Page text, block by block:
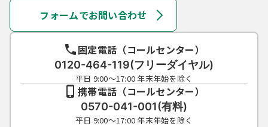
が分かったときは、速やかに問い合わせ先に
連絡し、その指示に従ってください。
（５）利用者ＩＤ及びパスワードについて
は、特に有効期限は設けないものとします
が、利用者ＩＤ及びパスワードの利用が３年
間行われない場合は、構成団体の職権におい
て抹消することができるものとします。
（６）構成団体は、利用者ＩＤ及びパスワー
ド、整理番号及びパスワード（申請データ
フォームでお問い合わせ
固定電話（コールセンター）
0120-464-119(フリーダイヤル)
平日 9:00～17:00 年末年始を除く
携帯電話（コールセンター）
0570-041-001(有料)
平日 9:00～17:00 年末年始を除く